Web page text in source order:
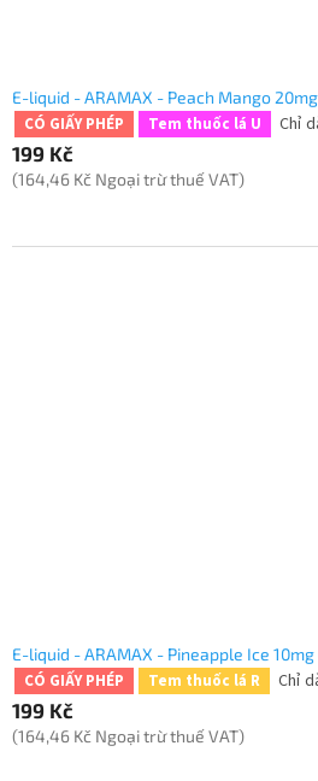
E-liquid - ARAMAX - Peach Mango 20mg
CÓ GIẤY PHÉP Tem thuốc lá U
Chỉ
199 Kč
(164,46 Kč Ngoại trừ thuế VAT)
E-liquid - ARAMAX - Pineapple Ice 10mg
CÓ GIẤY PHÉP Tem thuốc lá R
Chỉ
199 Kč
(164,46 Kč Ngoại trừ thuế VAT)